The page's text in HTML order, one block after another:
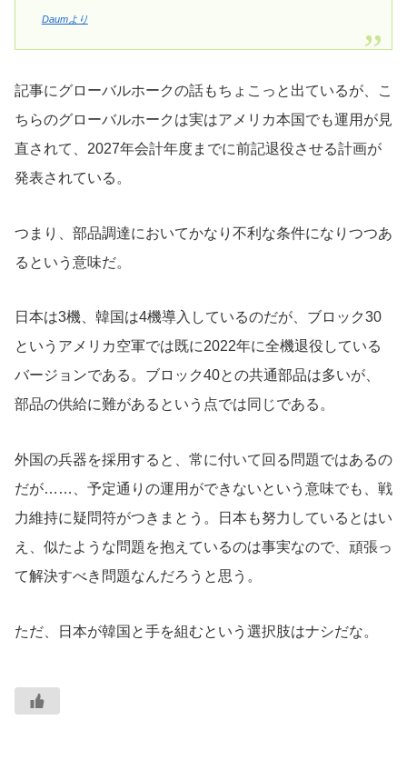
Daumより
記事にグローバルホークの話もちょこっと出ているが、こ
ちらのグローバルホークは実はアメリカ本国でも運用が見
直されて、2027年会計年度までに前記退役させる計画が
発表されている。
つまり、部品調達においてかなり不利な条件になりつつあ
るという意味だ。
日本は3機、韓国は4機導入しているのだが、ブロック30
というアメリカ空軍では既に2022年に全機退役している
バージョンである。ブロック40との共通部品は多いが、
部品の供給に難があるという点では同じである。
外国の兵器を採用すると、常に付いて回る問題ではあるの
だが……、予定通りの運用ができないという意味でも、戦
力維持に疑問符がつきまとう。日本も努力しているとはい
え、似たような問題を抱えているのは事実なので、頑張っ
て解決すべき問題なんだろうと思う。
ただ、日本が韓国と手を組むという選択肢はナシだな。